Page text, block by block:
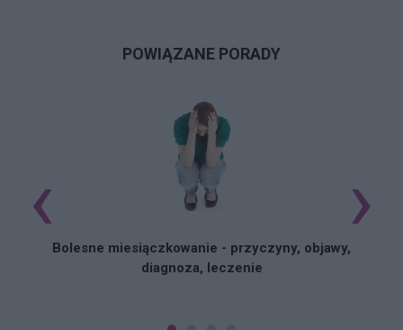
POWIĄZANE PORADY
Bolesne miesiączkowanie - przyczyny, objawy,
diagnoza, leczenie
‹ ›